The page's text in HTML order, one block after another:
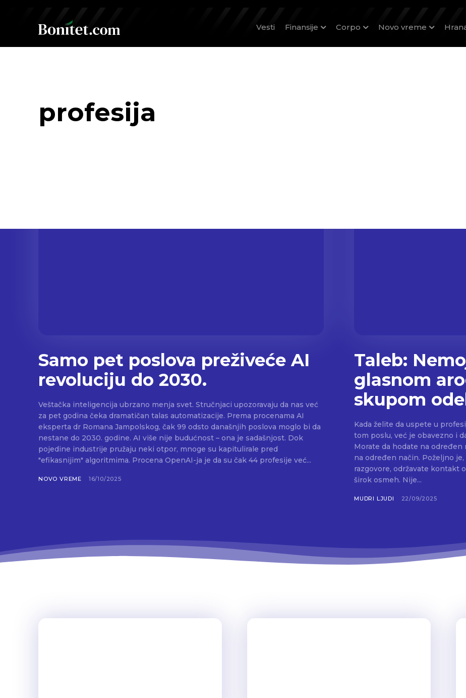
Vesti Finansije Corpo Novo vreme
profesija
Samo pet poslova preživeće AI
revoluciju do 2030.
Veštačka inteligencija ubrzano menja svet. Stručnjaci upozoravaju da nas već
za pet godina čeka dramatičan talas automatizacije. Prema procenama AI
eksperta dr Romana Jampolskog, čak 99 odsto današnjih poslova moglo bi da
nestane do 2030. godine. AI više nije budućnost – ona je sadašnjost. Dok
pojedine industrije pružaju neki otpor, mnoge su kapitulirale pred
"efikasnijim" algoritmima. Procena OpenAI-ja je da su čak 44 profesije već...
NOVO VREME 16/10/2025
Taleb:
glasnom
skupom
Kada želite da uspete u
tom poslu, već je obavezno i
Morate da hodate na
na određen način. Poželjno
razgovore, održavate kontakt
širok osmeh. Nije...
MUDRI LJUDI 22/09/2025